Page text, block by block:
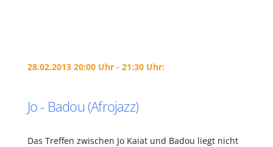
28.02.2013 20:00 Uhr - 21:30 Uhr:
Jo - Badou (Afrojazz)
Das Treffen zwischen Jo Kaiat und Badou liegt nicht